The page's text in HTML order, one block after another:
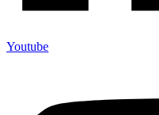
Youtube